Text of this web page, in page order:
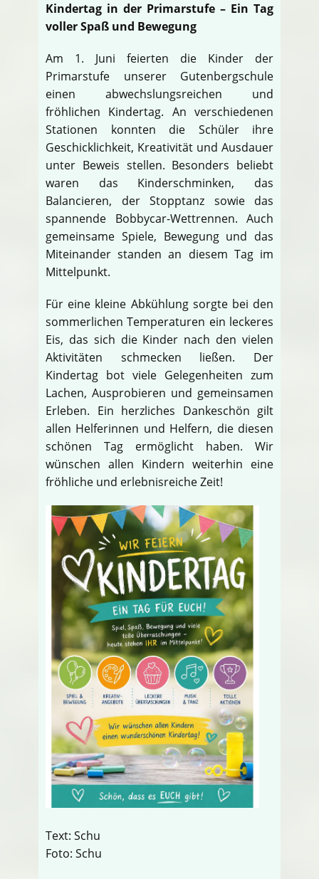
Kindertag in der Primarstufe – Ein Tag
voller Spaß und Bewegung
Am 1. Juni feierten die Kinder der
Primarstufe unserer Gutenbergschule
einen abwechslungsreichen und
fröhlichen Kindertag. An verschiedenen
Stationen konnten die Schüler ihre
Geschicklichkeit, Kreativität und Ausdauer
unter Beweis stellen. Besonders beliebt
waren das Kinderschminken, das
Balancieren, der Stopptanz sowie das
spannende Bobbycar-Wettrennen. Auch
gemeinsame Spiele, Bewegung und das
Miteinander standen an diesem Tag im
Mittelpunkt.
Für eine kleine Abkühlung sorgte bei den
sommerlichen Temperaturen ein leckeres
Eis, das sich die Kinder nach den vielen
Aktivitäten schmecken ließen. Der
Kindertag bot viele Gelegenheiten zum
Lachen, Ausprobieren und gemeinsamen
Erleben. Ein herzliches Dankeschön gilt
allen Helferinnen und Helfern, die diesen
schönen Tag ermöglicht haben. Wir
wünschen allen Kindern weiterhin eine
fröhliche und erlebnisreiche Zeit!
Text: Schu
Foto: Schu